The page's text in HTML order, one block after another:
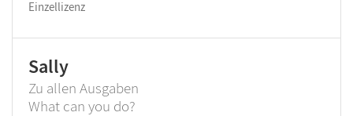
Einzellizenz
Sally
Zu allen Ausgaben
What can you do?